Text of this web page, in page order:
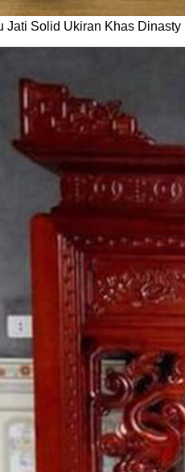
Jati Solid Ukiran Khas Dinasty